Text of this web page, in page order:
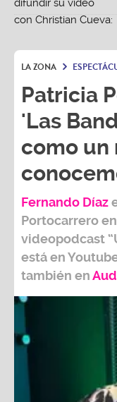
LA ZONA
Patricia
'Las
como un
Fernando Díaz
Portocarrero
videopodcast
está en
también en